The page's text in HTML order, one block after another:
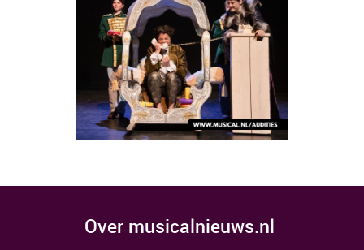
over musicalnieuws.nl